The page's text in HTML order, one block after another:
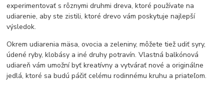
experimentovať s rôznymi druhmi dreva, ktoré používate na
udiarenie, aby ste zistili, ktoré drevo vám poskytuje najlepší
výsledok.
Okrem udiarenia mäsa, ovocia a zeleniny, môžete tiež udiť syry,
údené ryby, klobásy a iné druhy potravín. Vlastná balkónová
udiareň vám umožní byť kreatívny a vytvárať nové a originálne
jedlá, ktoré sa budú páčiť celému rodinnému kruhu a priateľom.